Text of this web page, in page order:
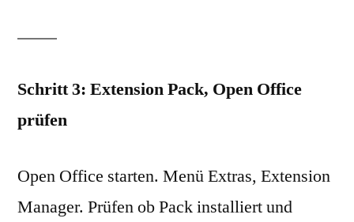
Schritt 3: Extension Pack, Open Office
prüfen
Open Office starten. Menü Extras, Extension
Manager. Prüfen ob Pack installiert und